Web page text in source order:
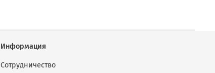
Информация
Сотрудничество